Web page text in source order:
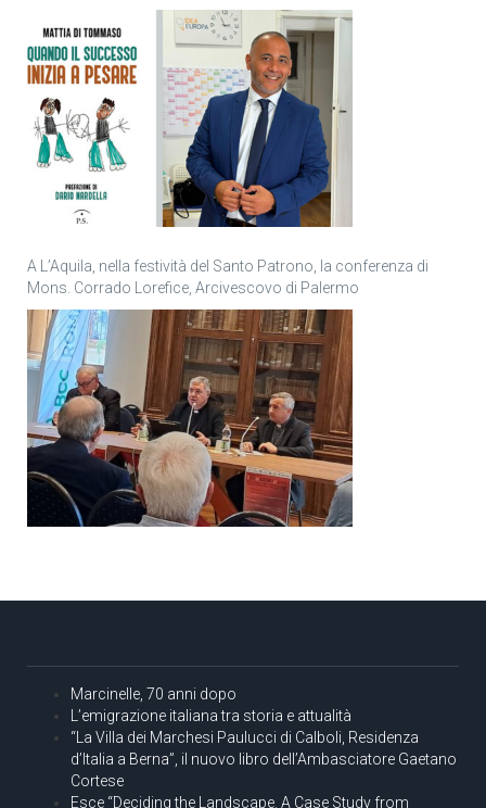
A L’Aquila, nella festività del Santo Patrono, la conferenza di
Mons. Corrado Lorefice, Arcivescovo di Palermo
Marcinelle, 70 anni dopo
L’emigrazione italiana tra storia e attualità
“La Villa dei Marchesi Paulucci di Calboli, Residenza
d’Italia a Berna”, il nuovo libro dell’Ambasciatore Gaetano
Cortese
Esce “Deciding the Landscape. A Case Study from